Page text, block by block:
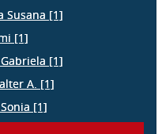
Susana [1]
[1]
[1]
A. [1]
[1]